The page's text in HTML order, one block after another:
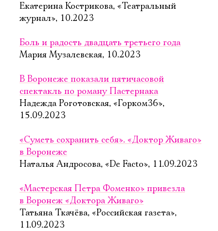
Екатерина Кострикова, «Театральный
журнал», 10.2023
Боль и радость двадцать третьего года
Мария Музалевская, 10.2023
В Воронеже показали пятичасовой
спектакль по роману Пастернака
Надежда Роготовская, «Горком36»,
15.09.2023
«Суметь сохранить себя». «Доктор Живаго»
в Воронеже
Наталья Андросова, «De Facto», 11.09.2023
«Мастерская Петра Фоменко» привезла
в Воронеж «Доктора Живаго»
Татьяна Ткачёва, «Российская газета»,
11.09.2023